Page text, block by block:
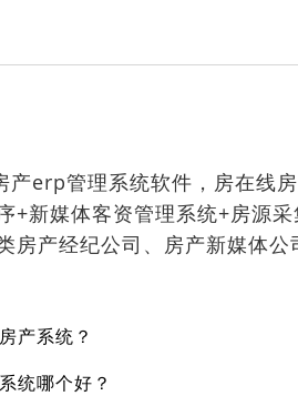
erp管理系统软件，房在线
+新媒体客资管理系统+房源
房产经纪公司、房产新媒体
产系统？
统哪个好？